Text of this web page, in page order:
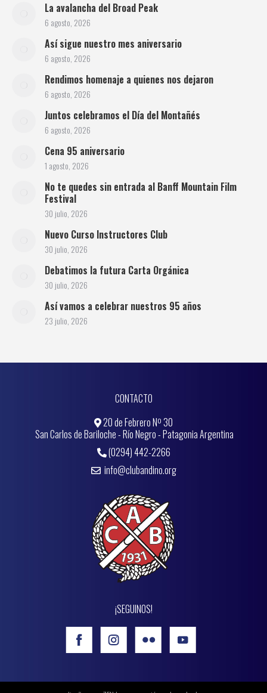
La avalancha del Broad Peak
6 agosto, 2026
Así sigue nuestro mes aniversario
6 agosto, 2026
Rendimos homenaje a quienes nos dejaron
6 agosto, 2026
Juntos celebramos el Día del Montañés
6 agosto, 2026
Cena 95 aniversario
1 agosto, 2026
No te quedes sin entrada al Banff Mountain Film
Festival
30 julio, 2026
Nuevo Curso Instructores Club
30 julio, 2026
Debatimos la futura Carta Orgánica
30 julio, 2026
Así vamos a celebrar nuestros 95 años
23 julio, 2026
CONTACTO
20 de Febrero Nº 30
San Carlos de Bariloche - Río Negro - Patagonia Argentina
(0294) 442-2266
info@clubandino.org
¡SEGUINOS!